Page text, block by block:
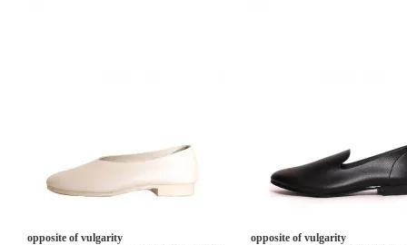
opposite of vulgarity
opposite of vulgarity